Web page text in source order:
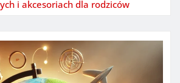
i akcesoriach dla rodziców